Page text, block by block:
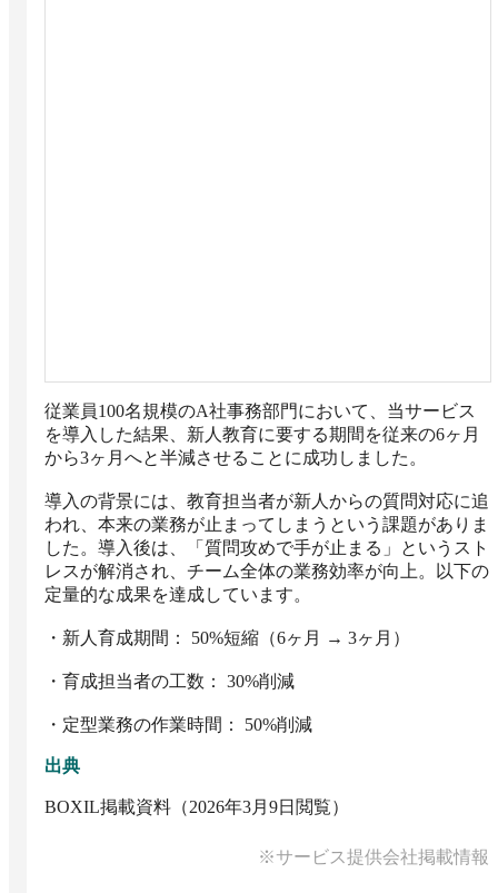
従業員100名規模のA社事務部門において、当サービス
を導入した結果、新人教育に要する期間を従来の6ヶ月
から3ヶ月へと半減させることに成功しました。
導入の背景には、教育担当者が新人からの質問対応に追
われ、本来の業務が止まってしまうという課題がありま
した。導入後は、「質問攻めで手が止まる」というスト
レスが解消され、チーム全体の業務効率が向上。以下の
定量的な成果を達成しています。
・新人育成期間： 50%短縮（6ヶ月 → 3ヶ月）
・育成担当者の工数： 30%削減
・定型業務の作業時間： 50%削減
出典
BOXIL掲載資料（2026年3月9日閲覧）
※サービス提供会社掲載情報